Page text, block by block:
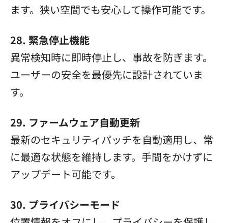
ます。狭い空間でも安心して操作可能です。
28. 緊急停止機能
異常検知時に即時停止し、事故を防ぎます。
ユーザーの安全を最優先に設計されていま
す。
29. ファームウェア自動更新
最新のセキュリティパッチを自動適用し、常
に最適な状態を維持します。手間をかけずに
アップデート可能です。
30. プライバシーモード